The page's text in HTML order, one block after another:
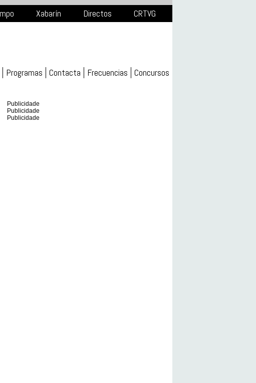
Xabarín Directos CRTVG
Programas Contacta Frecuencias Concursos
Publicidade
Publicidade
Publicidade